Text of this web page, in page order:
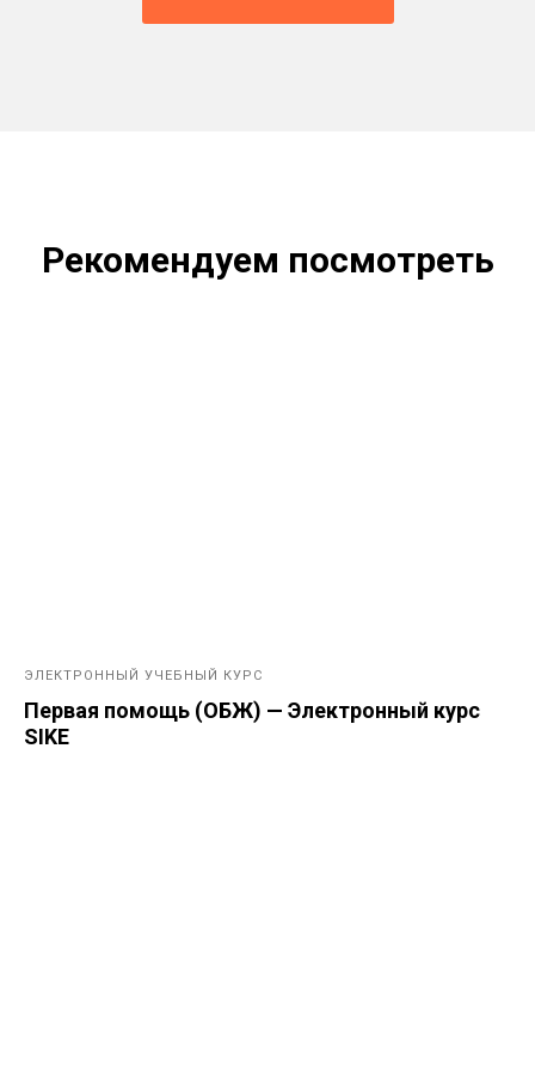
Рекомендуем посмотреть
ЭЛЕКТРОННЫЙ УЧЕБНЫЙ КУРС
Первая помощь (ОБЖ) — Электронный курс
SIKE